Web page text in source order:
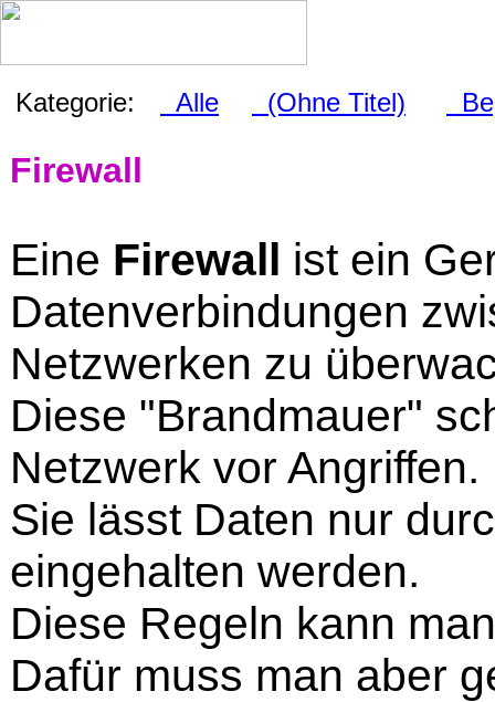
Kategorie: Alle (Ohne Titel)
Firewall
Eine Firewall ist ein
Datenverbindungen
Netzwerken zu
Diese "Brandmauer"
Netzwerk vor Angriffen.
Sie lässt Daten nur
eingehalten werden.
Diese Regeln kann
Dafür muss man aber